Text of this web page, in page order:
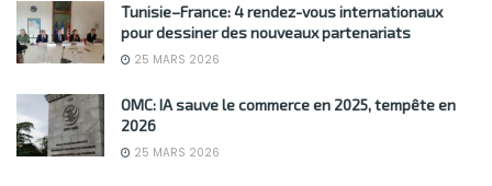
Tunisie–France: 4 rendez-vous internationaux
pour dessiner des nouveaux partenariats
25 MARS 2026
OMC: IA sauve le commerce en 2025, tempête en
2026
25 MARS 2026